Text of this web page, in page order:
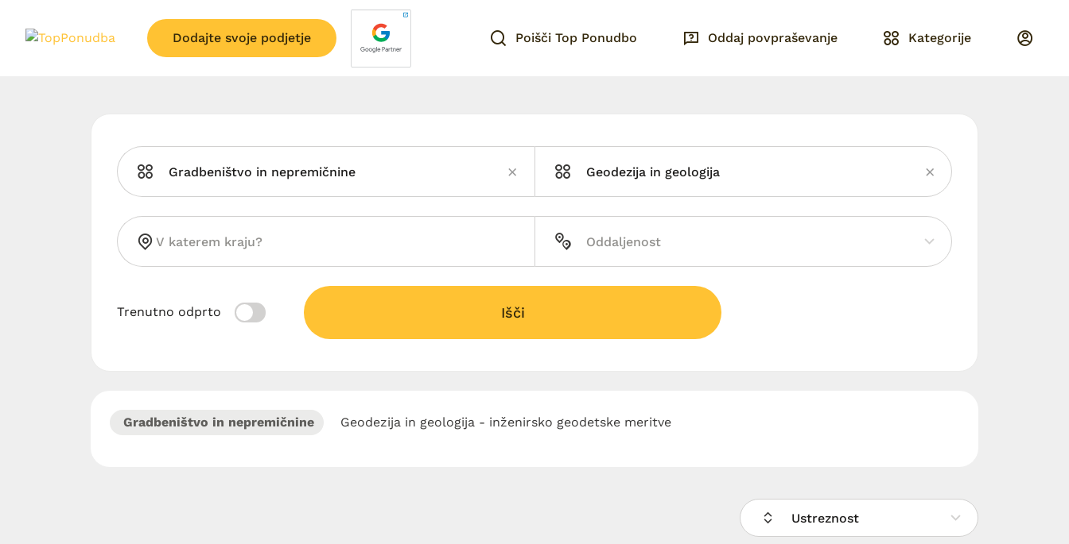
Dodajte svoje podjetje Poišči Top Ponudbo Oddaj povpraševanje Kategorije
Gradbeništvo in nepremičnine Geodezija in geologija
Trenutno odprto Išči
Gradbeništvo in nepremičnine Geodezija in geologija - inženirsko geodetske meritve
Ustreznost